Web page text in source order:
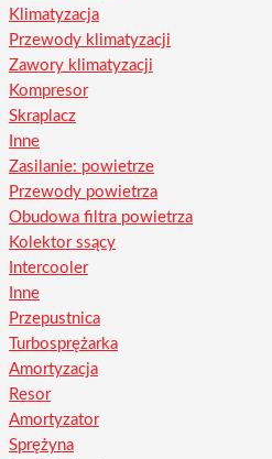
Klimatyzacja
Przewody klimatyzacji
Zawory klimatyzacji
Kompresor
Skraplacz
Inne
Zasilanie: powietrze
Przewody powietrza
Obudowa filtra powietrza
Kolektor ssący
Intercooler
Inne
Przepustnica
Turbosprężarka
Amortyzacja
Resor
Amortyzator
Sprężyna